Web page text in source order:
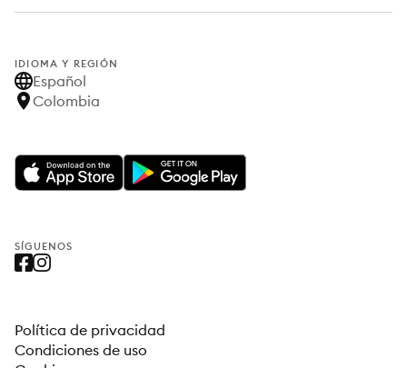
IDIOMA Y REGIÓN
Español
Colombia
SÍGUENOS
Política de privacidad
Condiciones de uso